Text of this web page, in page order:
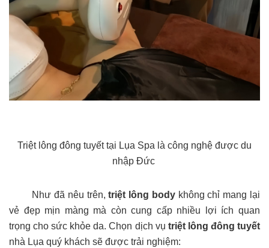
Triệt lông đông tuyết tại Lụa Spa là công nghệ được du
nhập Đức
Như đã nêu trên,triệt lông bodykhông chỉ mang lại
vẻ đẹp mịn màng mà còn cung cấp nhiều lợi ích quan
trọng cho sức khỏe da. Chọn dịch vụ triệt lông đông tuyết
nhà Lụa quý khách sẽ được trải nghiệm: